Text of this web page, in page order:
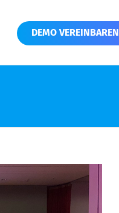
DEMO VEREINBAREN